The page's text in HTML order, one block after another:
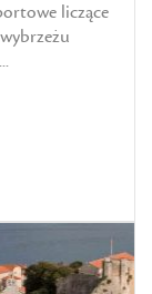
liczące